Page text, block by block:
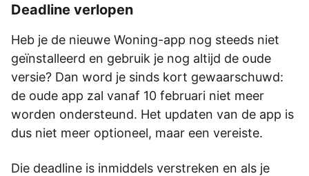
Deadline verlopen
Heb je de nieuwe Woning-app nog steeds niet
geïnstalleerd en gebruik je nog altijd de oude
versie? Dan word je sinds kort gewaarschuwd:
de oude app zal vanaf 10 februari niet meer
worden ondersteund. Het updaten van de app is
dus niet meer optioneel, maar een vereiste.
Die deadline is inmiddels verstreken en als je